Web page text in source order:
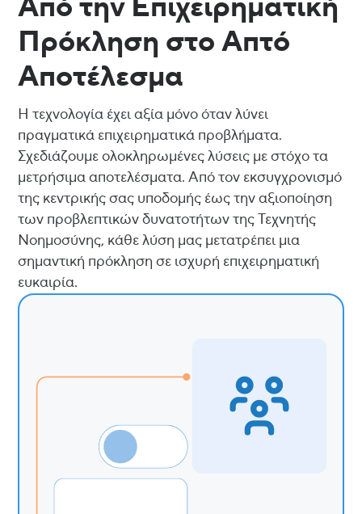
Από την Επιχειρηματική
Πρόκληση στο Απτό
Αποτέλεσμα
Η τεχνολογία έχει αξία μόνο όταν λύνει
πραγματικά επιχειρηματικά προβλήματα.
Σχεδιάζουμε ολοκληρωμένες λύσεις με στόχο τα
μετρήσιμα αποτελέσματα. Από τον εκσυγχρονισμό
της κεντρικής σας υποδομής έως την αξιοποίηση
των προβλεπτικών δυνατοτήτων της Τεχνητής
Νοημοσύνης, κάθε λύση μας μετατρέπει μια
σημαντική πρόκληση σε ισχυρή επιχειρηματική
ευκαιρία.